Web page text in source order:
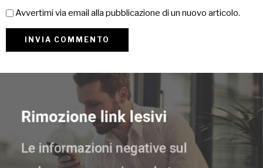
Avvertimi via email alla pubblicazione di un nuovo articolo.